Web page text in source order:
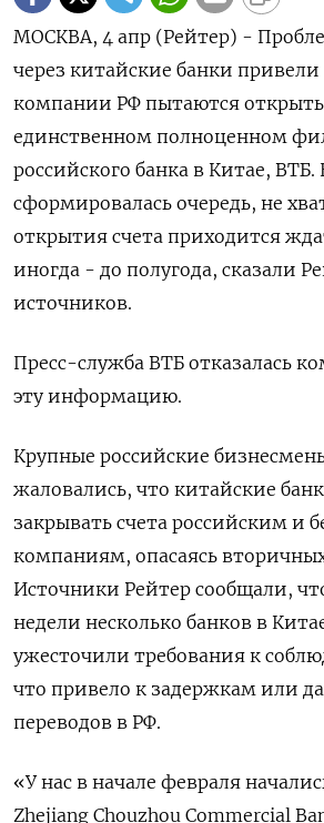
МОСКВА, 4 апр (Рейтер) -
через китайские банки
компании РФ пытаются открыть
единственном полноценном
российского банка в Китае,
сформировалась очередь, не
открытия счета приходится
иногда - до полугода, сказали
источников.
Пресс-служба ВТБ отказалась
эту информацию.
Крупные российские
жаловались, что китайские
закрывать счета российским и
компаниям, опасаясь
Источники Рейтер сообщали,
недели несколько банков в
ужесточили требования к
что привело к задержкам или
переводов в РФ.
«У нас в начале февраля
Zhejiang Chouzhou Commercial